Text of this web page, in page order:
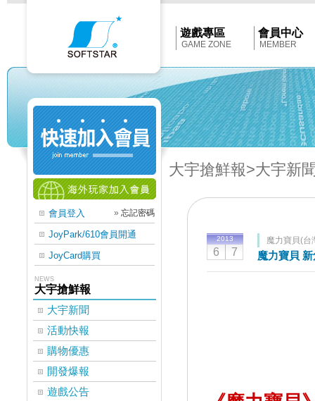
Softstar
遊戲專區
GAME ZONE
會員中心
MEMBER
會員登入 » 忘記密碼
JoyPark/610會員開通
JoyCard購買
NEWS
大宇搶鮮報
大宇新聞
活動快報
購物優惠
開發爆報
遊戲公告
大宇搶鮮報>大宇新
2013
6 7
魔力寶貝(台
魔力寶貝